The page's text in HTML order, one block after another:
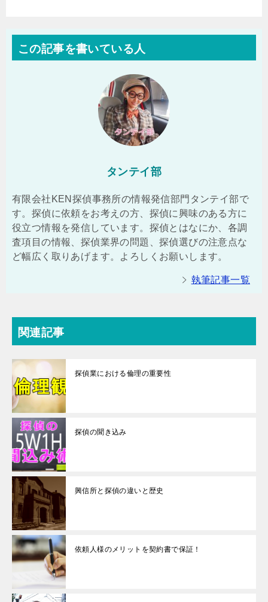
この記事を書いている人
タンテイ部
有限会社KEN探偵事務所の情報発信部門タンテイ部で
す。探偵に依頼をお考えの方、探偵に興味のある方に
役立つ情報を発信しています。探偵とはなにか、各調
査項目の情報、探偵業界の問題、探偵選びの注意点な
ど幅広く取りあげます。よろしくお願いします。
執筆記事一覧
関連記事
探偵業における倫理の重要性
探偵の聞き込み
興信所と探偵の違いと歴史
依頼人様のメリットを契約書で保証！